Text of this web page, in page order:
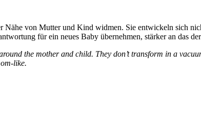
Nähe von Mutter und Kind widmen. Sie entwickeln sich
für ein neues Baby übernehmen, stärker an das
the mother and child. They don’t transform in a
like.